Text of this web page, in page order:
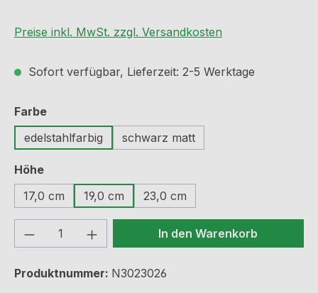
Preise inkl. MwSt. zzgl. Versandkosten
Sofort verfügbar, Lieferzeit: 2-5 Werktage
Farbeauswählen
edelstahlfarbig
schwarz matt
Höheauswählen
17,0 cm
19,0 cm 23,0 cm
Produkt Anzahl: Gib denIn den Warenkorb
Produktnummer: N3023026